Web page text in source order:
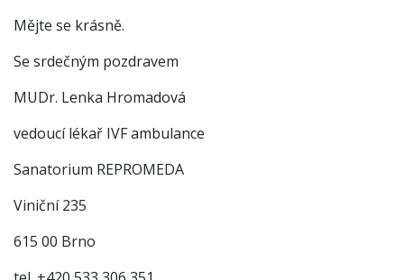
Mějte se krásně.
Se srdečným pozdravem
MUDr. Lenka Hromadová
vedoucí lékař IVF ambulance
Sanatorium REPROMEDA
Viniční 235
615 00 Brno